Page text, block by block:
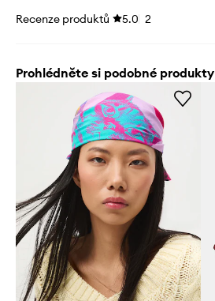
Recenze produktů 5.0 2
Prohlédněte si podobné produkty